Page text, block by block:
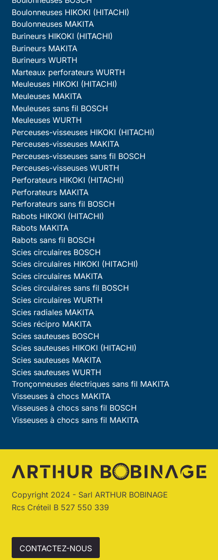
Boulonneuses HIKOKI (HITACHI)
Boulonneuses MAKITA
Burineurs HIKOKI (HITACHI)
Burineurs MAKITA
Burineurs WURTH
Marteaux perforateurs WURTH
Meuleuses HIKOKI (HITACHI)
Meuleuses MAKITA
Meuleuses sans fil BOSCH
Meuleuses WURTH
Perceuses-visseuses HIKOKI (HITACHI)
Perceuses-visseuses MAKITA
Perceuses-visseuses sans fil BOSCH
Perceuses-visseuses WURTH
Perforateurs HIKOKI (HITACHI)
Perforateurs MAKITA
Perforateurs sans fil BOSCH
Rabots HIKOKI (HITACHI)
Rabots MAKITA
Rabots sans fil BOSCH
Scies circulaires BOSCH
Scies circulaires HIKOKI (HITACHI)
Scies circulaires MAKITA
Scies circulaires sans fil BOSCH
Scies circulaires WURTH
Scies radiales MAKITA
Scies récipro MAKITA
Scies sauteuses BOSCH
Scies sauteuses HIKOKI (HITACHI)
Scies sauteuses MAKITA
Scies sauteuses WURTH
Tronçonneuses électriques sans fil MAKITA
Visseuses à chocs MAKITA
Visseuses à chocs sans fil BOSCH
Visseuses à chocs sans fil MAKITA
Copyright 2024 - Sarl ARTHUR BOBINAGE
Rcs Créteil B 527 550 339
CONTACTEZ-NOUS